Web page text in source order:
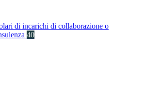
di incarichi di collaborazione o
40